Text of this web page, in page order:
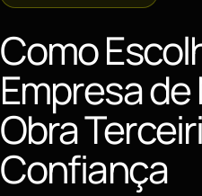
Como
Empresa
Obra
Confiança